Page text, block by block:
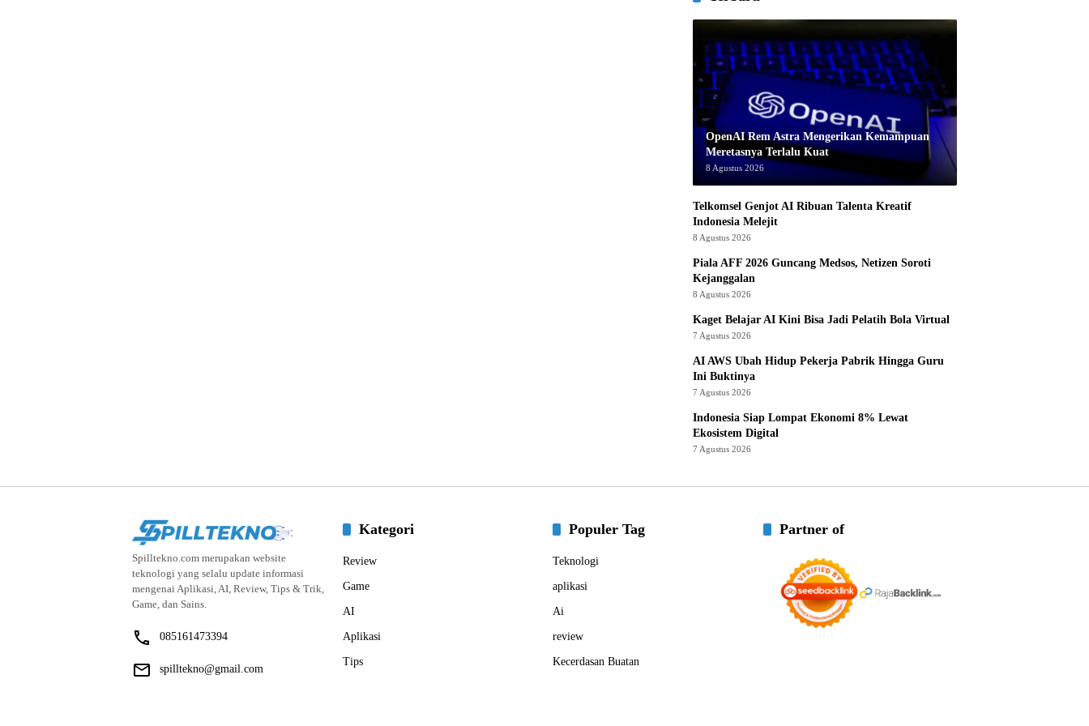
OpenAI Rem Astra Mengerikan Kemampuan
Meretasnya Terlalu Kuat
8 Agustus 2026
Telkomsel Genjot AI Ribuan Talenta Kreatif
Indonesia Melejit
8 Agustus 2026
Piala AFF 2026 Guncang Medsos, Netizen Soroti
Kejanggalan
8 Agustus 2026
Kaget Belajar AI Kini Bisa Jadi Pelatih Bola Virtual
7 Agustus 2026
AI AWS Ubah Hidup Pekerja Pabrik Hingga Guru
Ini Buktinya
7 Agustus 2026
Indonesia Siap Lompat Ekonomi 8% Lewat
Ekosistem Digital
7 Agustus 2026
Spilltekno.com merupakan website
teknologi yang selalu update informasi
mengenai Aplikasi, AI, Review, Tips & Trik,
Game, dan Sains.
085161473394
spilltekno@gmail.com
Kategori
Review
Game
AI
Aplikasi
Tips
Populer Tag
Teknologi
aplikasi
Ai
review
Kecerdasan Buatan
Partner of